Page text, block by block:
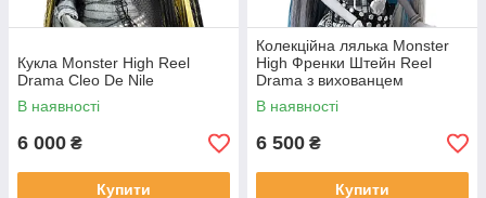
Кукла Monster High Reel
Drama Cleo De Nile
В наявності
6 000 ₴
Купити
Колекційна лялька Monster
High Френки Штейн Reel
Drama з вихованцем
В наявності
6 500 ₴
Купити